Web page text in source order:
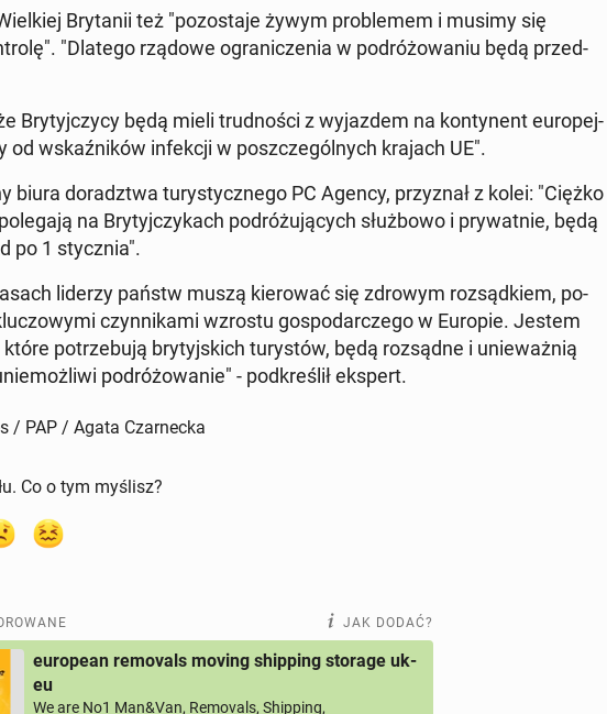
Bry­ta­nii też "po­zo­sta­je żywym pro­ble­mem i musimy się
"Dlatego rządowe ogra­ni­cze­nia w po­dró­żo­wa­niu będą przed­
Bry­tyj­czy­cy będą mieli trud­no­ści z wy­jaz­dem na kon­ty­nent eu­ro­pej­
od wskaź­ni­ków in­fek­cji w po­szcze­gól­nych krajach UE".
biura do­radz­twa tu­ry­stycz­ne­go PC Agency, przy­znał z kolei: "Ciężko
na Bry­tyj­czy­kach po­dró­żu­ją­cych służ­bo­wo i pry­wat­nie, będą
po 1 stycz­nia".
liderzy państw muszą kie­ro­wać się zdrowym roz­sąd­kiem, po­
czyn­ni­ka­mi wzrostu go­spo­dar­cze­go w Europie. Jestem
po­trze­bu­ją bry­tyj­skich tu­ry­stów, będą roz­sąd­ne i unie­waż­nią
po­dró­żo­wa­nie" - pod­kre­ślił ekspert.
/ PAP / Agata Czarnecka
Co o tym myślisz?
JAK DODAĆ?
european removals moving shipping storage uk-
eu
We are No1 Man&Van, Removals, Shipping,